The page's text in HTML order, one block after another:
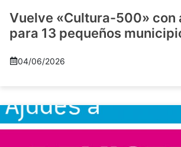
Vuelve «Cultura-500» con
para 13 pequeños
04/06/2026